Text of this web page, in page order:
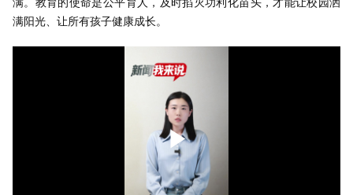
满阳光、让所有孩子健康成长。